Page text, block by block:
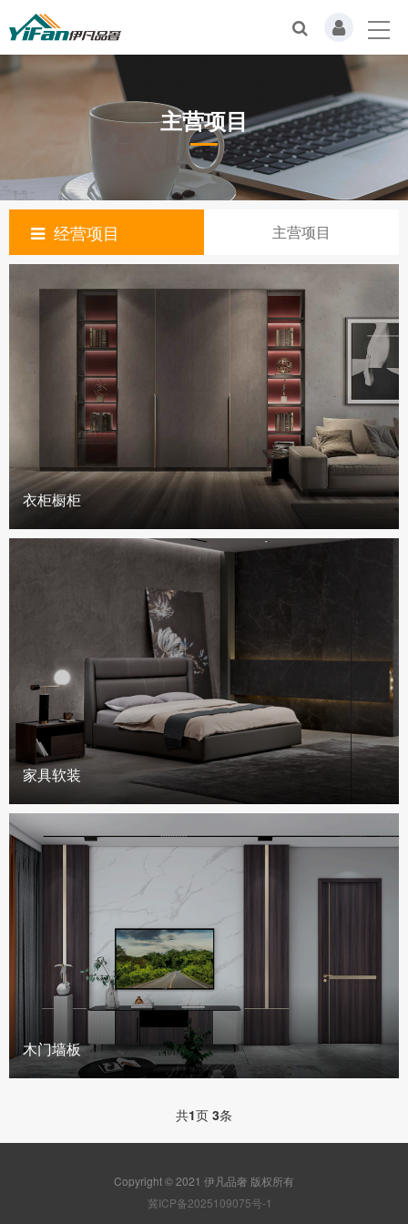
主营项目
经营项目 主营项目
衣柜橱柜
家具软装
木门墙板
共1页 3条
Copyright © 2021 伊凡品奢 版权所有
冀ICP备2025109075号-1